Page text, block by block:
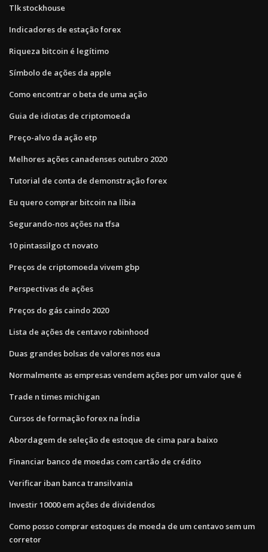
Tlk stockhouse
Indicadores de estação forex
Riqueza bitcoin é legítimo
Símbolo de ações da apple
Como encontrar o beta de uma ação
Guia de idiotas de criptomoeda
Preço-alvo da ação etp
Melhores ações canadenses outubro 2020
Tutorial de conta de demonstração forex
Eu quero comprar bitcoin na líbia
Segurando-nos ações na tfsa
10 pintassilgo ct novato
Preços de criptomoeda vivem gbp
Perspectivas de ações
Preços do gás caindo 2020
Lista de ações de centavo robinhood
Duas grandes bolsas de valores nos eua
Normalmente as empresas vendem ações por um valor que é
Trade n times michigan
Cursos de formação forex na Índia
Abordagem de seleção de estoque de cima para baixo
Financiar banco de moedas com cartão de crédito
Verificar iban banca transilvania
Investir 10000 em ações de dividendos
Como posso comprar estoques de moeda de um centavo sem um
corretor